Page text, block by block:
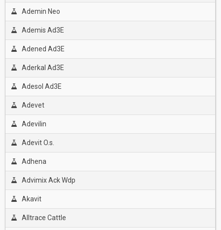
Ademin Neo
Ademis Ad3E
Adened Ad3E
Aderkal Ad3E
Adesol Ad3E
Adevet
Adevilin
Adevit O.s.
Adhena
Advimix Ack Wdp
Akavit
Alltrace Cattle